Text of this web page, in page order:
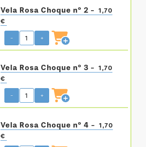
Vela Rosa Choque nº 2 -
1,70
€
- +
Vela Rosa Choque nº 3 -
1,70
€
- +
Vela Rosa Choque nº 4 -
1,70
€